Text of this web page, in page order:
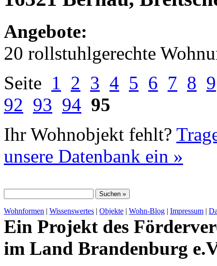
Angebote:
20 rollstuhlgerechte
Seite 1 2 3 4 5 6 7 8 9
92 93 94 95
Ihr Wohnobjekt fehlt?
unsere Datenbank ein »
Wohnformen | Wissenswertes | Objekte | Wohn-Blog | Impressum |
Ein Projekt des
im Land Brandenburg